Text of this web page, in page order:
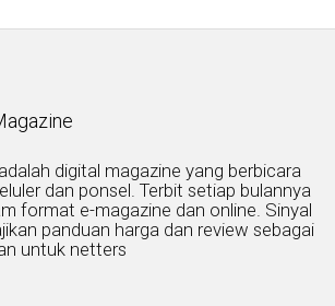
digital magazine yang berbicara
dan ponsel. Terbit setiap bulannya
format e-magazine dan online. Sinyal
panduan harga dan review sebagai
untuk netters